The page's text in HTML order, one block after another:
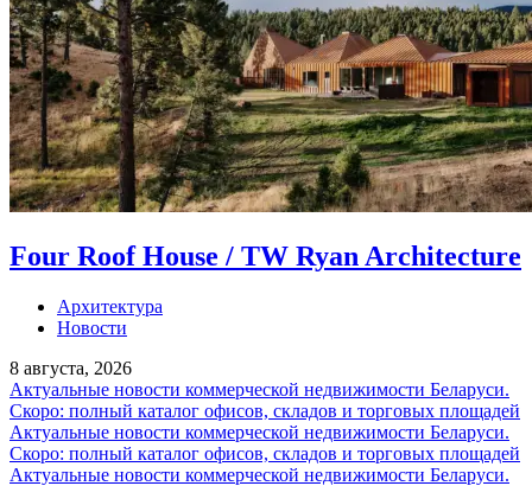
Four Roof House / TW Ryan Architecture
Архитектура
Новости
8 августа, 2026
Актуальные новости коммерческой недвижимости Беларуси.
Скоро: полный каталог офисов, складов и торговых площадей
Актуальные новости коммерческой недвижимости Беларуси.
Скоро: полный каталог офисов, складов и торговых площадей
Актуальные новости коммерческой недвижимости Беларуси.